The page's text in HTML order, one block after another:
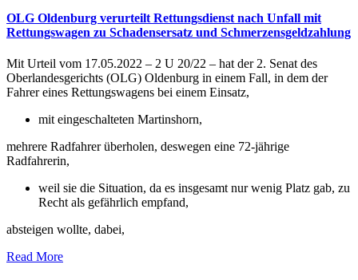
OLG Oldenburg verurteilt Rettungsdienst nach Unfall mit
Rettungswagen zu Schadensersatz und Schmerzensgeldzahlung
Mit Urteil vom 17.05.2022 – 2 U 20/22 – hat der 2. Senat des
Oberlandesgerichts (OLG) Oldenburg in einem Fall, in dem der
Fahrer eines Rettungswagens bei einem Einsatz,
mit eingeschalteten Martinshorn,
mehrere Radfahrer überholen, deswegen eine 72-jährige
Radfahrerin,
weil sie die Situation, da es insgesamt nur wenig Platz gab, zu
Recht als gefährlich empfand,
absteigen wollte, dabei,
Read More